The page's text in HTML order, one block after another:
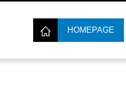
HOMEPAGE